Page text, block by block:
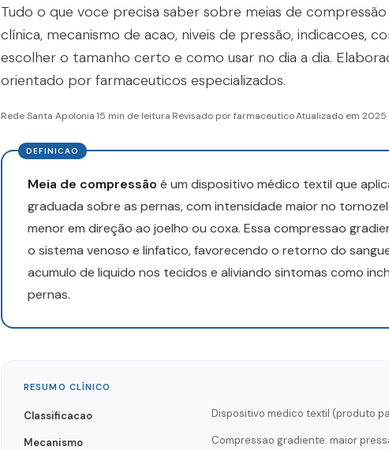
Tudo o que voce precisa saber sobre meias de
clínica, mecanismo de acao, niveis de pressão, indicacoes,
escolher o tamanho certo e como usar no dia a dia.
orientado por farmaceuticos especializados.
Rede Santa Apolonia·15 min de leitura·Revisado por farmaceutico·Atualizado em 2025
Meia de compressão é um dispositivo médico textil que
graduada sobre as pernas, com intensidade maior no
menor em direção ao joelho ou coxa. Essa compressao
o sistema venoso e linfatico, favorecendo o retorno do
acumulo de liquido nos tecidos e aliviando sintomas como
pernas.
RESUMO CLÍNICO
Classificacao Dispositivo medico textil (produto
Mecanismo Compressao gradiente: maior